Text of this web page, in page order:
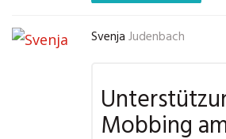
Svenja Judenbach
Mobbing